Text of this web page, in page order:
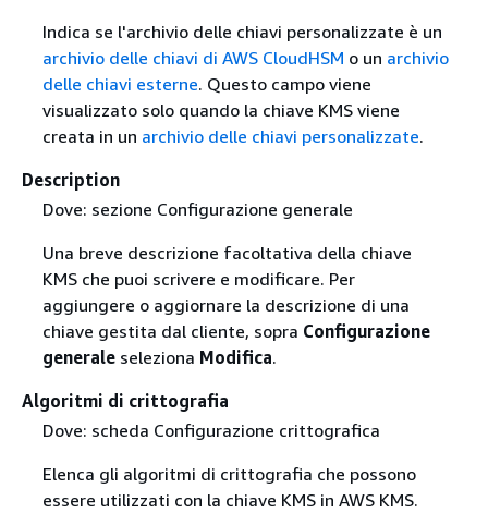
Indica se l'archivio delle chiavi personalizzate è un
archivio delle chiavi di AWS CloudHSM o un archivio
delle chiavi esterne. Questo campo viene
visualizzato solo quando la chiave KMS viene
creata in un archivio delle chiavi personalizzate.
Description
Dove: sezione Configurazione generale
Una breve descrizione facoltativa della chiave
KMS che puoi scrivere e modificare. Per
aggiungere o aggiornare la descrizione di una
chiave gestita dal cliente, sopra Configurazione
generaleseleziona Modifica.
Algoritmi di crittografia
Dove: scheda Configurazione crittografica
Elenca gli algoritmi di crittografia che possono
essere utilizzati con la chiave KMS in AWS KMS.